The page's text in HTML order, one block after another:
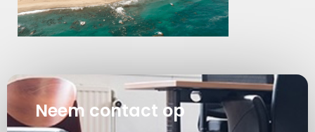
Neem contact op